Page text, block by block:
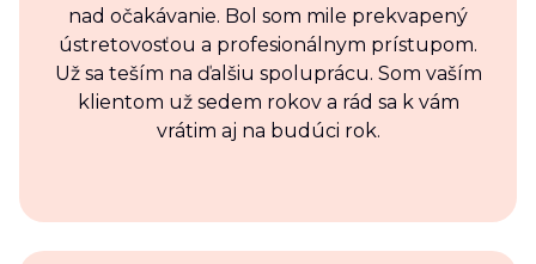
nad očakávanie. Bol som mile prekvapený
ústretovosťou a profesionálnym prístupom.
Už sa teším na ďalšiu spoluprácu. Som vaším
klientom už sedem rokov a rád sa k vám
vrátim aj na budúci rok.